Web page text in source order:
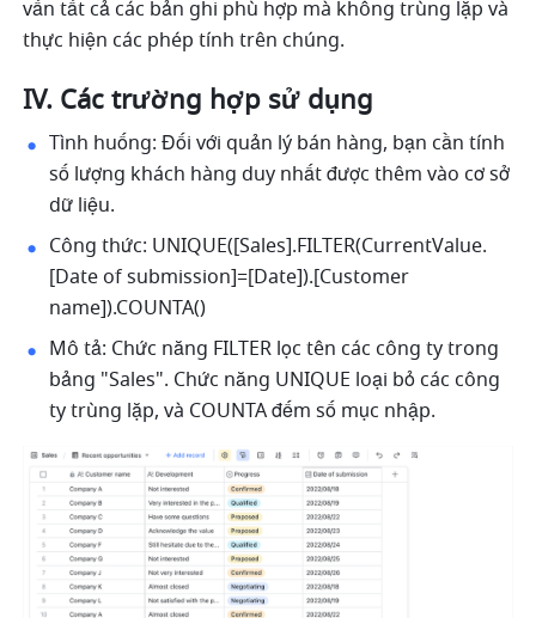
vấn tất cả các bản ghi phù hợp mà không trùng lặp và
thực hiện các phép tính trên chúng.
IV. Các trường hợp sử dụng
Tình huống: Đối với quản lý bán hàng, bạn cần tính
số lượng khách hàng duy nhất được thêm vào cơ sở
dữ liệu.
Công thức: UNIQUE([Sales].FILTER(CurrentValue.
[Date of submission]=[Date]).[Customer
name]).COUNTA()
Mô tả: Chức năng FILTER lọc tên các công ty trong
bảng "Sales". Chức năng UNIQUE loại bỏ các công
ty trùng lặp, và COUNTA đếm số mục nhập.